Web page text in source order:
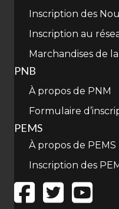
Inscription des
Inscription au
Marchandises de
PNB
À propos de PNM
Formulaire
PEMS
À propos de PEMS
Inscription des